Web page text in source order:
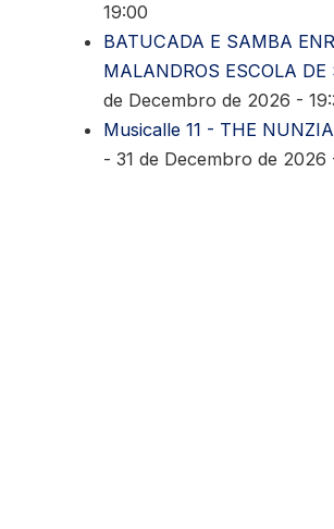
19:00
BATUCADA E SAMBA
MALANDROS ESCOLA DE
de Decembro de 2026 -
Musicalle 11 - THE
- 31 de Decembro de 2026